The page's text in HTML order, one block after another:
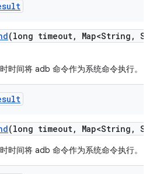
(long timeout, Map<String ,
时间将 adb 命令作为系统命令执行。
(long timeout, Map<String ,
时间将 adb 命令作为系统命令执行。